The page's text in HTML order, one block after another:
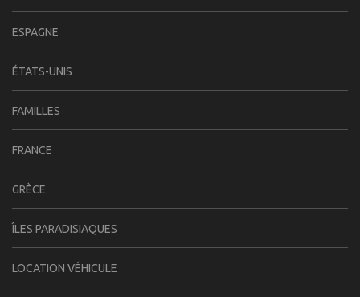
ESPAGNE
ÉTATS-UNIS
FAMILLES
FRANCE
GRÈCE
ÎLES PARADISIAQUES
LOCATION VÉHICULE